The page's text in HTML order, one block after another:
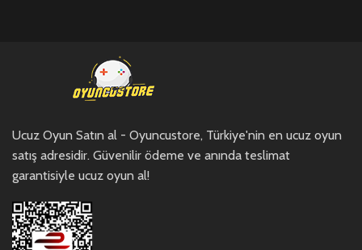
Ucuz Oyun Satın al - Oyuncustore, Türkiye'nin en ucuz oyun
satış adresidir. Güvenilir ödeme ve anında teslimat
garantisiyle ucuz oyun al!